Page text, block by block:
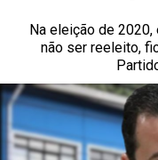
Na eleição de
não ser reeleito,